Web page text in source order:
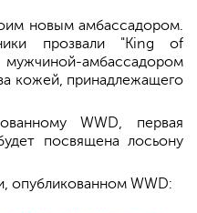
новым амбассадором.
прозвали "King of
амбассадором
кожей, принадлежащего
WWD, первая
посвящена лосьону
опубликованном WWD: